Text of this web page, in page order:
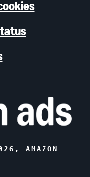
, AMAZON